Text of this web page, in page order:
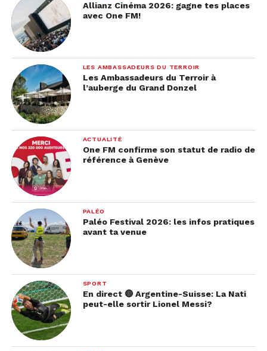
Allianz Cinéma 2026: gagne tes places
avec One FM!
LES AMBASSADEURS DU TERROIR
Les Ambassadeurs du Terroir à
l’auberge du Grand Donzel
ACTUALITÉ
One FM confirme son statut de radio de
référence à Genève
PALÉO
Paléo Festival 2026: les infos pratiques
avant ta venue
SPORT
En direct 🔴 Argentine-Suisse: La Nati
peut-elle sortir Lionel Messi?